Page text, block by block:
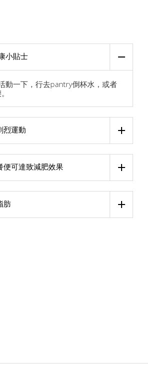
小貼士
動一下，行去pantry倒杯水，或者
烈運動
便可達致減肥效果
肪